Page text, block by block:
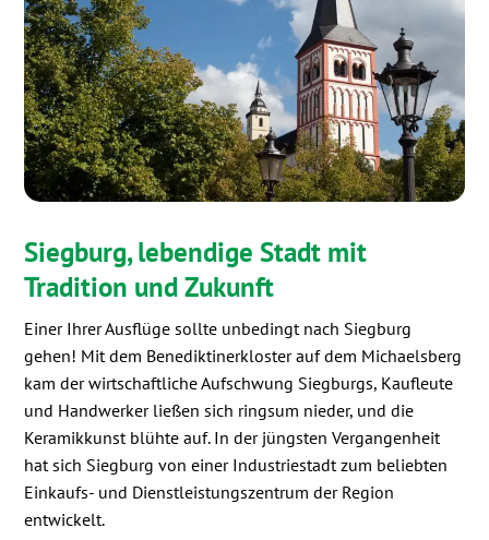
Siegburg, lebendige Stadt mit
Tradition und Zukunft
Einer Ihrer Ausflüge sollte unbedingt nach Siegburg
gehen! Mit dem Benediktinerkloster auf dem Michaelsberg
kam der wirtschaftliche Aufschwung Siegburgs, Kaufleute
und Handwerker ließen sich ringsum nieder, und die
Keramikkunst blühte auf. In der jüngsten Vergangenheit
hat sich Siegburg von einer Industriestadt zum beliebten
Einkaufs- und Dienstleistungszentrum der Region
entwickelt.